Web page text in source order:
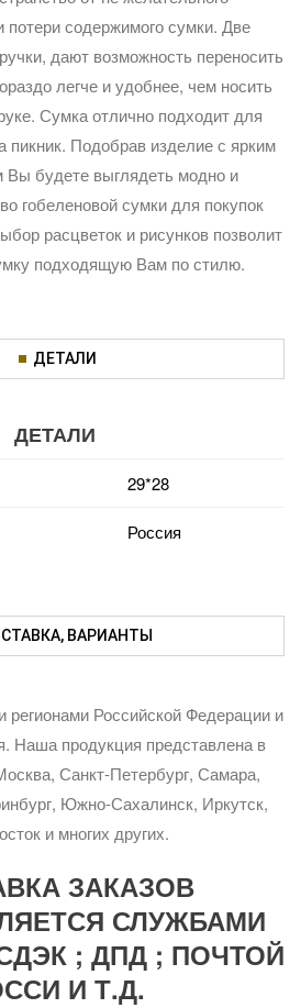
потери содержимого сумки. Две
дают возможность переносить
легче и удобнее, чем носить
Сумка отлично подходит для
пикник. Подобрав изделие с ярким
Вы будете выглядеть модно и
гобеленовой сумки для покупок
расцветок и рисунков позволит
подходящую Вам по стилю.
ДЕТАЛИ
ДЕТАЛИ
29*28
Россия
ВАРИАНТЫ
Российской Федерации и
Наша продукция представлена в
Санкт-Петербург, Самара,
Южно-Сахалинск, Иркутск,
и многих других.
ЗАКАЗОВ
СЛУЖБАМИ
; ДПД ; ПОЧТОЙ
И Т.Д.